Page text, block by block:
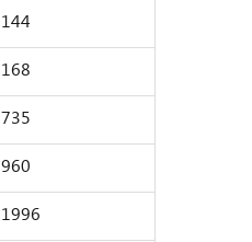
144
168
735
960
1996